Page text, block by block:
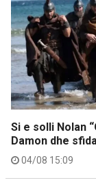
Si e solli Nolan
Damon dhe
04/08 15:09